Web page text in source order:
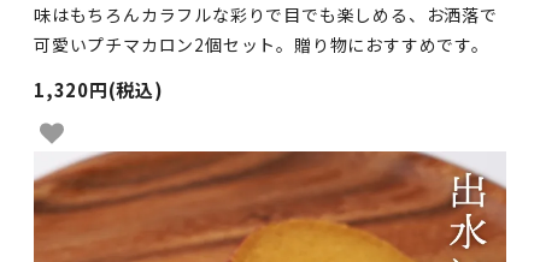
味はもちろんカラフルな彩りで目でも楽しめる、お洒落で
可愛いプチマカロン2個セット。贈り物におすすめです。
1,320円(税込)